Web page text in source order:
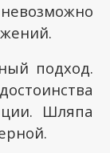
подход.
Шляпа